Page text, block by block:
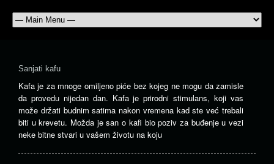
Sanjati kafu
Kafa je za mnoge omiljeno piće bez kojeg ne mogu da zamisle
da provedu nijedan dan. Kafa je prirodni stimulans, koji vas
može držati budnim satima nakon vremena kad ste već trebali
biti u krevetu. Možda je san o kafi bio poziv za buđenje u vezi
neke bitne stvari u vašem životu na koju